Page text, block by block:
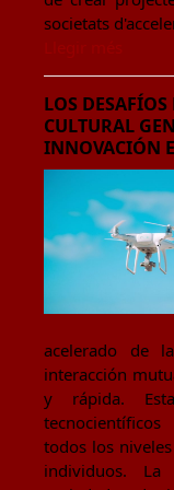
societats
LOS
CULTURAL
INNOVACIÓN
acelerado de
interacción
y rápida.
todos los
individuos.